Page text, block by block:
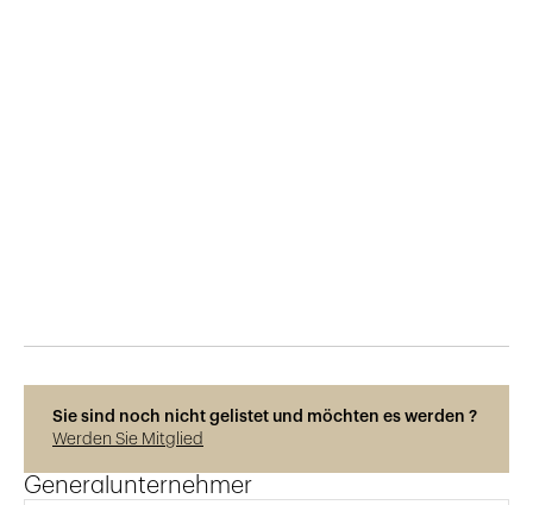
Sie sind noch nicht gelistet und möchten es werden ?
Werden Sie Mitglied
Generalunternehmer